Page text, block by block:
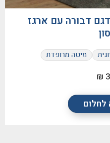
לחלום
דבורה עם ארגז
מיטה מרופדת